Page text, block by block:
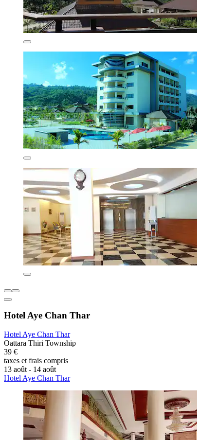
Hotel Aye Chan Thar
Hotel Aye Chan Thar
Oattara Thiri Township
39 €
taxes et frais compris
13 août - 14 août
Hotel Aye Chan Thar